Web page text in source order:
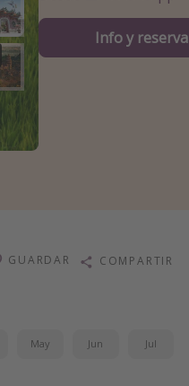
Info y reserva
GUARDAR COMPARTIR
May Jun Jul